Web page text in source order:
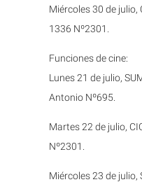
Miércoles 30 de julio,
1336 Nº2301.
Funciones de cine:
Lunes 21 de julio,
Antonio Nº695.
Martes 22 de julio,
Nº2301.
Miércoles 23 de julio,